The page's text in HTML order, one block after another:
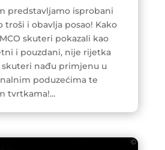
predstavljamo isprobani
troši i obavlja posao! Kako
skuteri pokazali kao
i pouzdani, nije rijetka
skuteri nađu primjenu u
poduzećima te
tvrtkama!...